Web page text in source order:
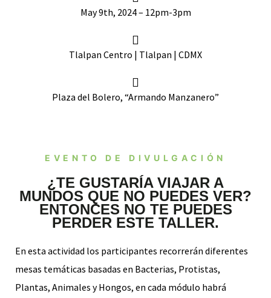
May 9th, 2024 – 12pm-3pm
Tlalpan Centro | Tlalpan | CDMX
Plaza del Bolero, “Armando Manzanero”
EVENTO DE DIVULGACIÓN
¿TE GUSTARÍA VIAJAR A
MUNDOS QUE NO PUEDES VER?
ENTONCES NO TE PUEDES
PERDER ESTE TALLER.
En esta actividad los participantes recorrerán diferentes
mesas temáticas basadas en Bacterias, Protistas,
Plantas, Animales y Hongos, en cada módulo habrá